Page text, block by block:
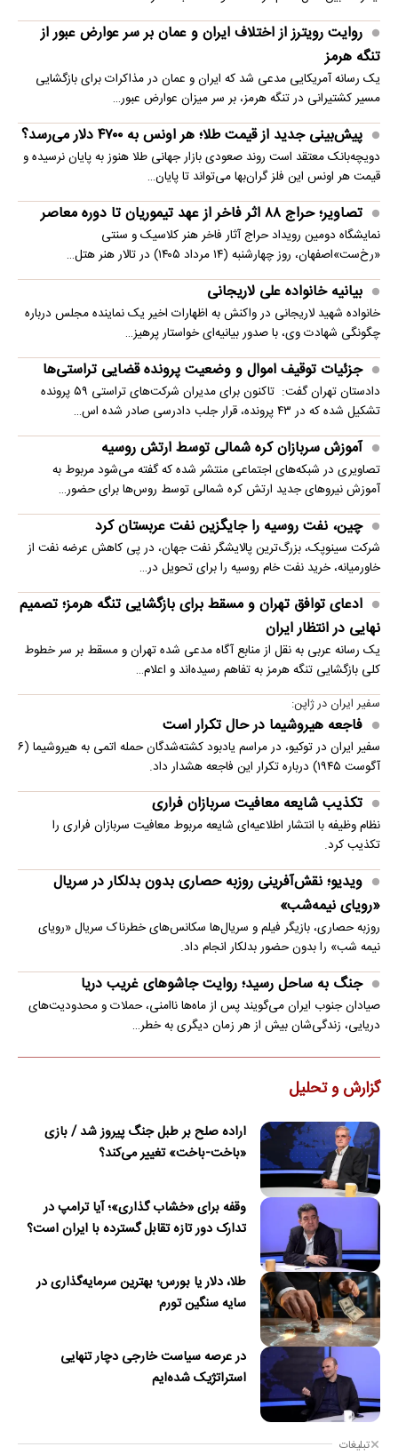
روایت رویترز از اختلاف ایران و عمان بر سر عوارض عبور از
تنگه هرمز
یک رسانه آمریکایی مدعی شد که ایران و عمان در مذاکرات برای بازگشایی
مسیر کشتیرانی در تنگه هرمز، بر سر میزان عوارض عبور…
پیش‌بینی جدید از قیمت طلا؛ هر اونس به ۴۷۰۰ دلار می‌رسد؟
دویچه‌بانک معتقد است روند صعودی بازار جهانی طلا هنوز به پایان نرسیده و
قیمت هر اونس این فلز گران‌بها می‌تواند تا پایان…
تصاویر؛ حراج ۸۸ اثر فاخر از عهد تیموریان تا دوره معاصر
نمایشگاه دومین رویداد حراج آثار فاخر هنر کلاسیک و سنتی
«رخ‌ست»اصفهان، روز چهارشنبه (۱۴ مرداد ۱۴۰۵) در تالار هنر هتل…
بیانیه خانواده علی لاریجانی
خانواده شهید لاریجانی در واکنش به اظهارات اخیر یک نماینده مجلس درباره
چگونگی شهادت وی، با صدور بیانیه‌ای خواستار پرهیز…
جزئیات توقیف اموال و وضعیت پرونده قضایی تراستی‌ها
دادستان تهران گفت: تاکنون برای مدیران شرکت‌های تراستی ۵۹ پرونده
تشکیل شده که در ۴۳ پرونده، قرار جلب دادرسی صادر شده اس…
آموزش سربازان کره شمالی توسط ارتش روسیه
تصاویری در شبکه‌های اجتماعی منتشر شده که گفته می‌شود مربوط به
آموزش نیروهای جدید ارتش کره شمالی توسط روس‌ها برای حضور…
چین، نفت روسیه را جایگزین نفت عربستان کرد
شرکت سینوپک، بزرگ‌ترین پالایشگر نفت جهان، در پی کاهش عرضه نفت از
خاورمیانه، خرید نفت خام روسیه را برای تحویل در…
ادعای توافق تهران و مسقط برای بازگشایی تنگه هرمز؛ تصمیم
نهایی در انتظار ایران
یک رسانه عربی به نقل از منابع آگاه مدعی شده تهران و مسقط بر سر خطوط
کلی بازگشایی تنگه هرمز به تفاهم رسیده‌اند و اعلام…
سفیر ایران در ژاپن:
فاجعه هیروشیما در حال تکرار است
سفیر ایران در توکیو، در مراسم یادبود کشته‌شدگان حمله اتمی به هیروشیما (۶
آگوست ۱۹۴۵) درباره تکرار این فاجعه هشدار داد.
تکذیب شایعه معافیت سربازان فراری
نظام وظیفه با انتشار اطلاعیه‌ای شایعه مربوط معافیت سربازان فراری را
تکذیب کرد.
ویدیو؛ نقش‌آفرینی روزبه حصاری بدون بدلکار در سریال
«رویای نیمه‌شب»
روزبه حصاری، بازیگر فیلم و سریال‌ها سکانس‌های خطرناک سریال «رویای
نیمه شب» را بدون حضور بدلکار انجام داد.
جنگ به ساحل رسید؛ روایت جاشوهای غریب دریا
صیادان جنوب ایران می‌گویند پس از ماه‌ها ناامنی، حملات و محدودیت‌های
دریایی، زندگی‌شان بیش از هر زمان دیگری به خطر…
گزارش و تحلیل
اراده صلح بر طبل جنگ پیروز شد / بازی
«باخت-باخت» تغییر می‌کند؟
وقفه برای «خشاب گذاری»؛ آیا ترامپ در
تدارک دور تازه تقابل گسترده با ایران است؟
طلا، دلار یا بورس؛ بهترین سرمایه‌گذاری در
سایه سنگین تورم
در عرصه سیاست خارجی دچار تنهایی
استراتژیک شده‌ایم
تبلیغات